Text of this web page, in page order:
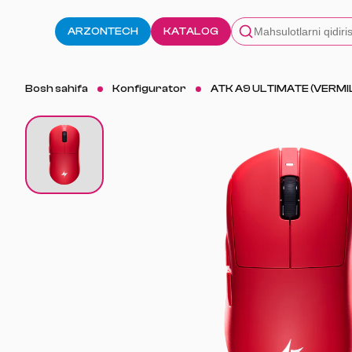
ARZONTECH KATALOG
Bosh sahifa Konfigurator ATK A9 ULTIMATE